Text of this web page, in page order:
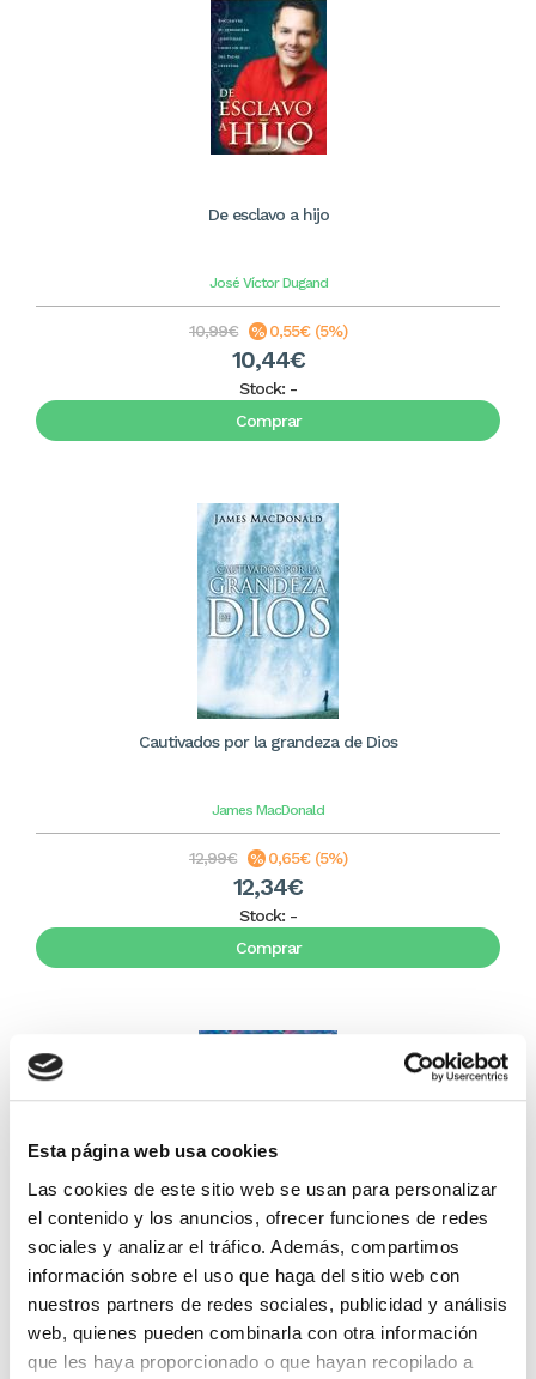
Esta página web usa cookies
Las cookies de este sitio web se usan para personalizar
el contenido y los anuncios, ofrecer funciones de redes
sociales y analizar el tráfico. Además, compartimos
información sobre el uso que haga del sitio web con
nuestros partners de redes sociales, publicidad y análisis
web, quienes pueden combinarla con otra información
que les haya proporcionado o que hayan recopilado a
De esclavo a hijo
José Víctor Dugand
10,99€ 0,55€ (5%)
10,44€
Stock: -
Comprar
Cautivados por la grandeza de Dios
James MacDonald
12,99€ 0,65€ (5%)
12,34€
Stock: -
Comprar
La buena vida
T.L.Osborn